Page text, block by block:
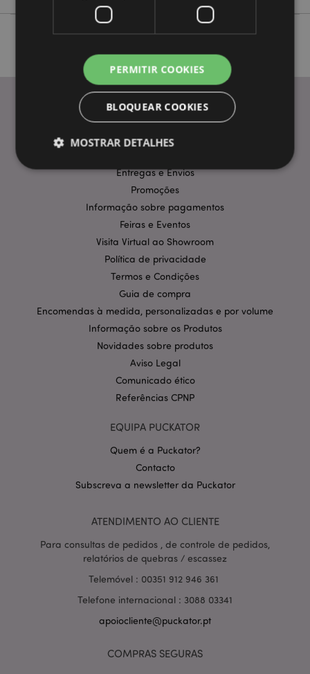
Entregas e Envios
Promoções
Informação sobre pagamentos
Feiras e Eventos
Visita Virtual ao Showroom
Política de privacidade
Termos e Condições
Guia de compra
Encomendas à medida, personalizadas e por volume
Informação sobre os Produtos
Novidades sobre produtos
Aviso Legal
Comunicado ético
Referências CPNP
EQUIPA PUCKATOR
Quem é a Puckator?
Contacto
Subscreva a newsletter da Puckator
ATENDIMENTO AO CLIENTE
Para consultas de pedidos , de controle de pedidos,
relatórios de quebras / escassez
Telemóvel : 00351 912 946 361
Telefone internacional : 3088 03341
apoiocliente@puckator.pt
COMPRAS SEGURAS
PERMITIR COOKIES
BLOQUEAR COOKIES
MOSTRAR DETALHES
Estritamente necessários
Funcionalidade
Os cookies estritamente necessários permitem
funcionalidades centrais do website, tais como login
de utilizador e gestão de conta. O sítio web não
pode ser utilizado correctamente sem os cookies
Nome
Provider /
Domínio
PHPSESSID
PHP.net
Política de Privacidade da